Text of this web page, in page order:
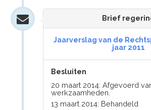
Brief
Jaarverslag van de
jaar 2011
Besluiten
20 maart 2014: Afgevoerd
werkzaamheden.
13 maart 2014: Behandeld